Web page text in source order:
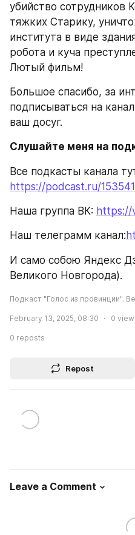
убийство сотрудников
тяжких Старику,
института в виде
робота и куча
Лютый фильм!
Большое спасибо, за
подписываться на
ваш досуг.
Слушайте меня на
Все подкасты канала
https://podcast.ru/
Наша группа ВК: https://
Наш телеграмм канал:
И само собою Яндекс
Великого Новгорода).
Подкаст "Голос из провинции".
February 13, 2025, 08:30 0
0 reposts
Repost
Leave a Comment